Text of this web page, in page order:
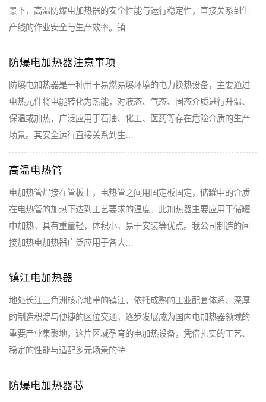
景下，高温防爆电加热器的安全性能与运行稳定性，直接关系到生
产线的作业安全与生产效率。镇…
防爆电加热器注意事项
防爆电加热器是一种用于易燃易爆环境的电力换热设备，主要通过
电热元件将电能转化为热能，对液态、气态、固态介质进行升温、
保温或加热，广泛应用于石油、化工、医药等存在危险介质的生产
场景。其安全运行直接关系到生…
高温电热管
电加热管焊接在管板上，电热管之间用固定板固定，储罐中的介质
在电热管的加热下达到工艺要求的温度。此加热器主要应用于储罐
中加热，具有重量轻，体积小，易于安装等优点。我公司制造的间
接加热电加热器广泛应用于各大…
镇江电加热器
地处长江三角洲核心地带的镇江，依托成熟的工业配套体系、深厚
的制造积淀与便捷的区位交通，逐步发展成为国内电加热器领域的
重要产业集聚地，这片区域孕育的电加热设备，凭借扎实的工艺、
稳定的性能与适配多元场景的特…
防爆电加热器芯